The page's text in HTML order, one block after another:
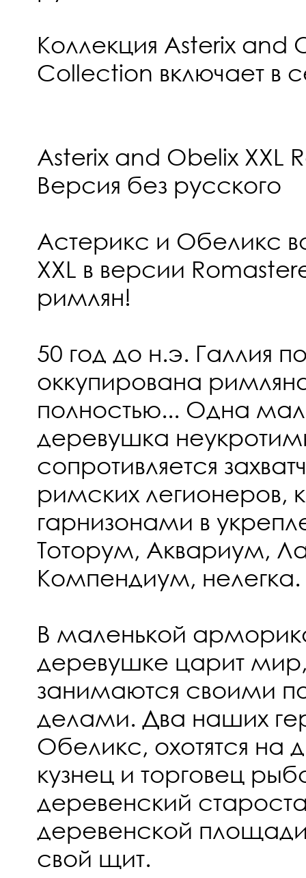
Коллекция Asterix and
Collection включает в
Asterix and Obelix XXL
Версия без русского
Астерикс и Обеликс
XXL в версии
римлян!
50 год до н.э. Галлия
оккупирована
полностью... Одна
деревушка
сопротивляется
римских легионеров,
гарнизонами в
Тоторум, Аквариум,
Компендиум, нелегка.
В маленькой
деревушке царит
занимаются своими
делами. Два наших
Обеликс, охотятся на
кузнец и торговец
деревенский
деревенской
свой щит.